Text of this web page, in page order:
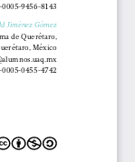
9456-8143
Jiménez Gómez
de Querétaro,
México
0455-4742